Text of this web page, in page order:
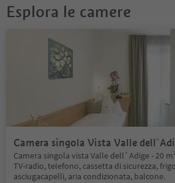
Esplora le camere
Camera singola Vista Valle
Camera singola vista Valle dell`Adige - 20
TV-radio, telefono, cassetta di sicurezza,
asciugacapelli, aria condizionata, balcone.